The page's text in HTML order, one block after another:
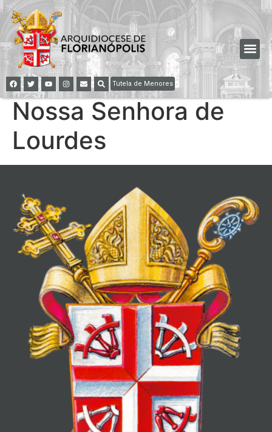
Tutela de Menores
Nossa Senhora de
Lourdes